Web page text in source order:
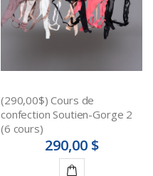
(290,00$) Cours de
confection Soutien-Gorge 2
(6 cours)
290,00 $